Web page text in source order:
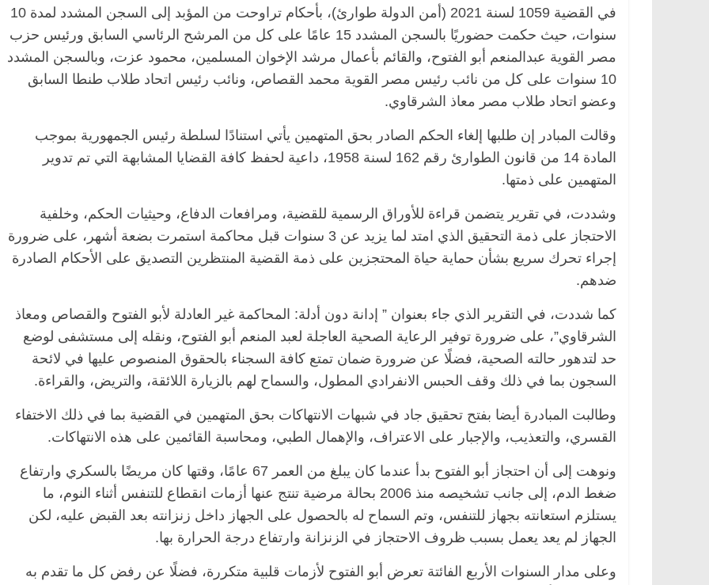
في القضية 1059 لسنة 2021 (أمن الدولة طوارئ)، بأحكام تراوحت من المؤبد إلى السجن المشدد لمدة 10
سنوات، حيث حكمت حضوريًا بالسجن المشدد 15 عامًا على كل من المرشح الرئاسي السابق ورئيس حزب
مصر القوية عبدالمنعم أبو الفتوح، والقائم بأعمال مرشد الإخوان المسلمين، محمود عزت، وبالسجن المشدد
10 سنوات على كل من نائب رئيس مصر القوية محمد القصاص، ونائب رئيس اتحاد طلاب طنطا السابق
وعضو اتحاد طلاب مصر معاذ الشرقاوي.
وقالت المبادر إن طلبها إلغاء الحكم الصادر بحق المتهمين يأتي استنادًا لسلطة رئيس الجمهورية بموجب
المادة 14 من قانون الطوارئ رقم 162 لسنة 1958، داعية لحفظ كافة القضايا المشابهة التي تم تدوير
المتهمين على ذمتها.
وشددت، في تقرير يتضمن قراءة للأوراق الرسمية للقضية، ومرافعات الدفاع، وحيثيات الحكم، وخلفية
الاحتجاز على ذمة التحقيق الذي امتد لما يزيد عن 3 سنوات قبل محاكمة استمرت بضعة أشهر، على ضرورة
إجراء تحرك سريع بشأن حماية حياة المحتجزين على ذمة القضية المنتظرين التصديق على الأحكام الصادرة
ضدهم.
كما شددت، في التقرير الذي جاء بعنوان ” إدانة دون أدلة: المحاكمة غير العادلة لأبو الفتوح والقصاص ومعاذ
الشرقاوي”، على ضرورة توفير الرعاية الصحية العاجلة لعبد المنعم أبو الفتوح، ونقله إلى مستشفى لوضع
حد لتدهور حالته الصحية، فضلًا عن ضرورة ضمان تمتع كافة السجناء بالحقوق المنصوص عليها في لائحة
السجون بما في ذلك وقف الحبس الانفرادي المطول، والسماح لهم بالزيارة اللائقة، والتريض، والقراءة.
وطالبت المبادرة أيضا بفتح تحقيق جاد في شبهات الانتهاكات بحق المتهمين في القضية بما في ذلك الاختفاء
القسري، والتعذيب، والإجبار على الاعتراف، والإهمال الطبي، ومحاسبة القائمين على هذه الانتهاكات.
ونوهت إلى أن احتجاز أبو الفتوح بدأ عندما كان يبلغ من العمر 67 عامًا، وقتها كان مريضًا بالسكري وارتفاع
ضغط الدم، إلى جانب تشخيصه منذ 2006 بحالة مرضية تنتج عنها أزمات انقطاع للتنفس أثناء النوم، ما
يستلزم استعانته بجهاز للتنفس، وتم السماح له بالحصول على الجهاز داخل زنزانته بعد القبض عليه، لكن
الجهاز لم يعد يعمل بسبب ظروف الاحتجاز في الزنزانة وارتفاع درجة الحرارة بها.
وعلى مدار السنوات الأربع الفائتة تعرض أبو الفتوح لأزمات قلبية متكررة، فضلًا عن رفض كل ما تقدم به
مقعد شاغر على مائدة الإفطار.. يحيى
حسين عبدالهادي فارس مقاومة
الخصخصة الذي دافع عن المال العام
(بروفايل)
21 فبراير، 2026
الرئيسية مصر ناس وناس
في ذكرى رحيله.. د. نور فرحات فقيه
قانوني دافع عن قضايا الوطن وانحاز
للحرية (بروفايل)
26 يناير، 2026
ناس وناس
د. عبدالخالق فاروق.. خبير اقتصادي
يحتفل بذكرى ميلاده وحيداً على أبواب